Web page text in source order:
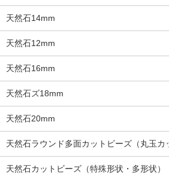
天然石14mm
天然石12mm
天然石16mm
天然石ズ18mm
天然石20mm
天然石ラウンド多面カットビーズ（丸玉カ
天然石カットビーズ（特殊形状・多形状）